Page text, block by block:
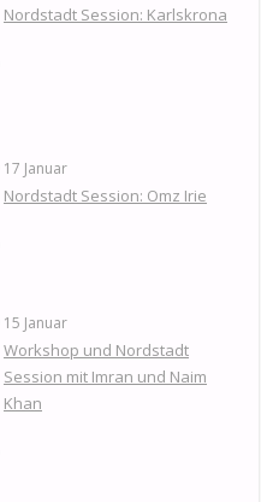
Nordstadt Session: Karlskrona
17 Januar
Nordstadt Session: Omz Irie
15 Januar
Workshop und Nordstadt
Session mit Imran und Naim
Khan